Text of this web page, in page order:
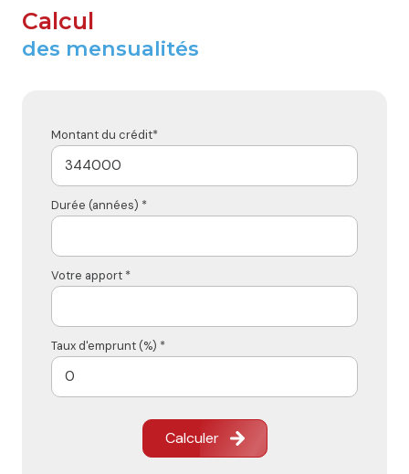
Calcul
des mensualités
Montant du crédit*
Durée (années) *
Votre apport *
Taux d'emprunt (%) *
Calculer